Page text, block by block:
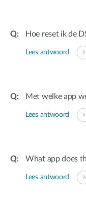
Hoe reset ik de
Lees antwoord
Met welke app
Lees antwoord
What app does
Lees antwoord